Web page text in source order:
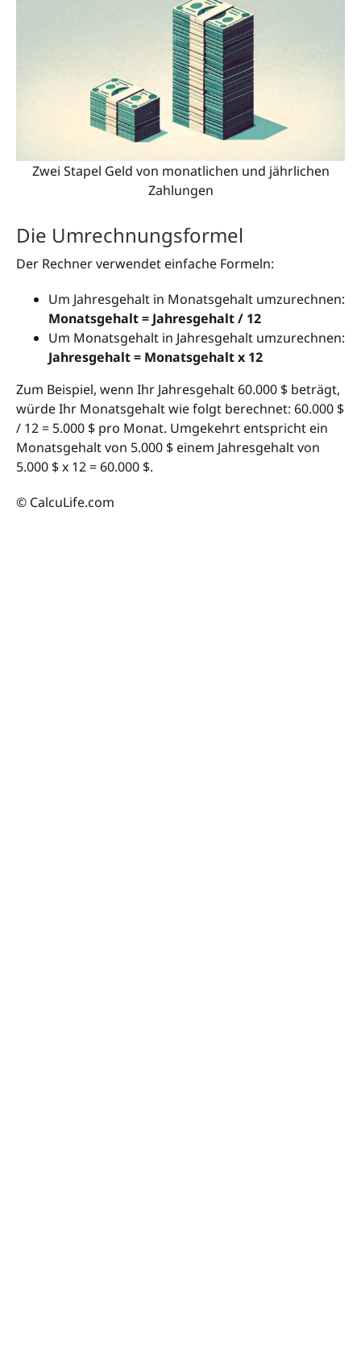
Zwei Stapel Geld von monatlichen und jährlichen
Zahlungen
Die Umrechnungsformel
Der Rechner verwendet einfache Formeln:
Um Jahresgehalt in Monatsgehalt umzurechnen:
Monatsgehalt = Jahresgehalt / 12
Um Monatsgehalt in Jahresgehalt umzurechnen:
Jahresgehalt = Monatsgehalt x 12
Zum Beispiel, wenn Ihr Jahresgehalt 60.000 $ beträgt,
würde Ihr Monatsgehalt wie folgt berechnet: 60.000 $
/ 12 = 5.000 $ pro Monat. Umgekehrt entspricht ein
Monatsgehalt von 5.000 $ einem Jahresgehalt von
5.000 $ x 12 = 60.000 $.
© CalcuLife.com